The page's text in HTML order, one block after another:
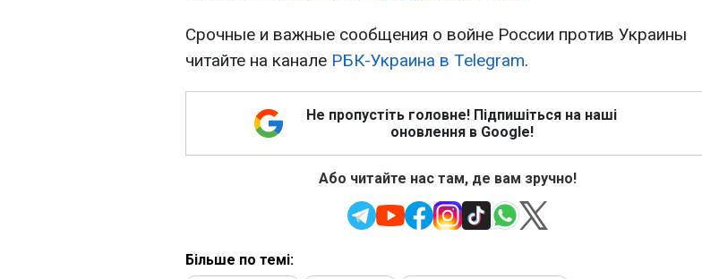
Срочные и важные сообщения о войне России против Украины
читайте на канале РБК-Украина в Telegram.
Не пропустіть головне! Підпишіться на наші
оновлення в Google!
Або читайте нас там, де вам зручно!
Більше по темі: